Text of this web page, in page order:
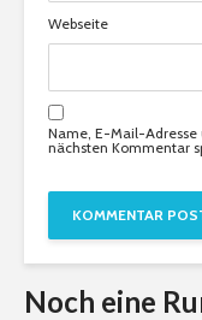
Webseite
Name, E-Mail-Adresse
nächsten Kommentar
Noch eine